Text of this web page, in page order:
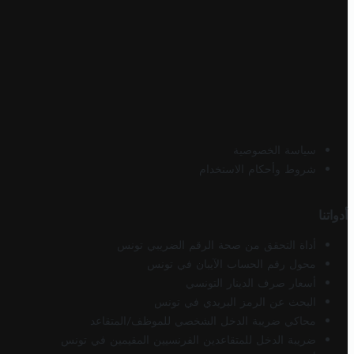
سياسة الخصوصية
شروط وأحكام الاستخدام
أدواتنا
أداة التحقق من صحة الرقم الضريبي تونس
محول رقم الحساب الآيبان في تونس
أسعار صرف الدينار التونسي
البحث عن الرمز البريدي في تونس
محاكي ضريبة الدخل الشخصي للموظف/المتقاعد
ضريبة الدخل للمتقاعدين الفرنسيين المقيمين في تونس